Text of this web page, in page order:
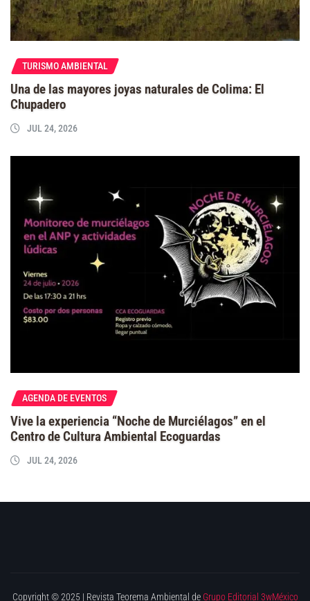
TURISMO AMBIENTAL
Una de las mayores joyas naturales de Colima: El
Chupadero
JUL 24, 2026
AGENDA DE EVENTOS
Vive la experiencia “Noche de Murciélagos” en el
Centro de Cultura Ambiental Ecoguardas
JUL 24, 2026
Copyright © 2025 | Revista Teorema Ambiental de Grupo Editorial 3wMéxico